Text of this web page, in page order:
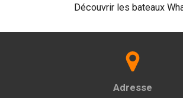
Découvrir les bateaux
Adresse